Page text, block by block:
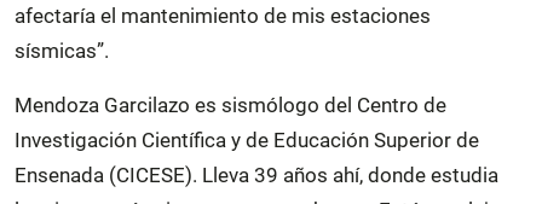
afectaría el mantenimiento de mis estaciones
sísmicas”.
Mendoza Garcilazo es sismólogo del Centro de
Investigación Científica y de Educación Superior de
Ensenada (CICESE). Lleva 39 años ahí, donde estudia